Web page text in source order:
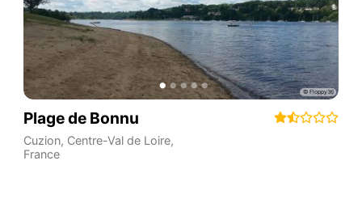
Plage de Bonnu
Cuzion, Centre-Val de Loire,
France